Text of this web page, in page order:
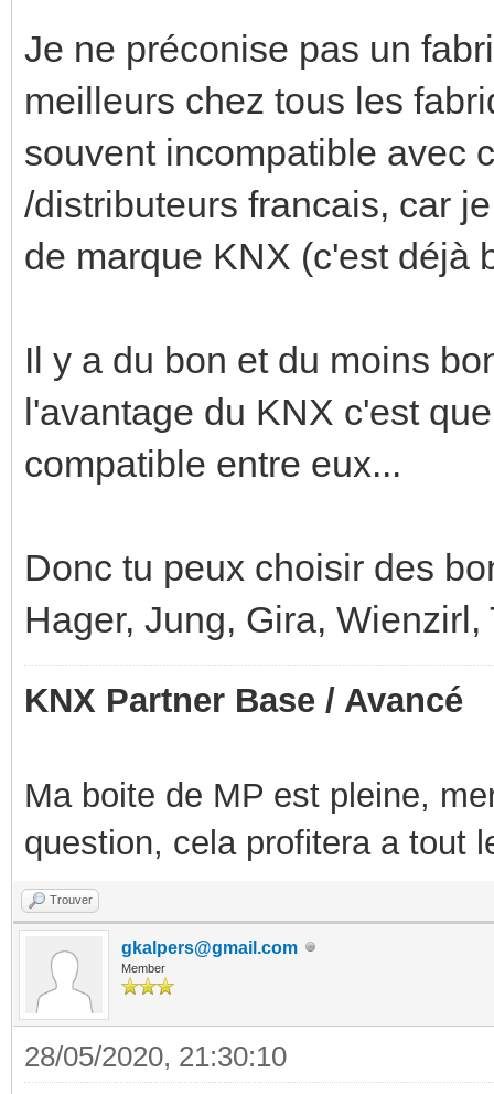
Je ne préconise pas un
meilleurs chez tous les
souvent incompatible avec
/distributeurs francais, car
de marque KNX (c'est
Il y a du bon et du moins
l'avantage du KNX c'est
compatible entre eux...
Donc tu peux choisir des
Hager, Jung, Gira, Wienzirl,
KNX Partner Base / Avancé
Ma boite de MP est pleine,
question, cela profitera a tout
Trouver
gkalpers@gmail.com
Member
28/05/2020, 21:30:10